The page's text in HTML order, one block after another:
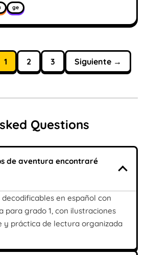
ge
1 2 3 Siguiente →
Questions
de aventura encontraré
en español con
para grado 1, con ilustraciones
y práctica de lectura organizada